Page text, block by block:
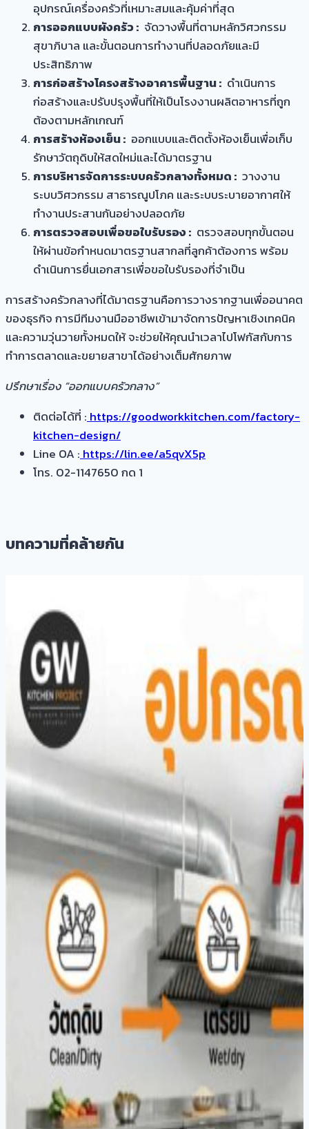
อุปกรณ์เครื่องครัวที่เหมาะสมและคุ้มค่าที่สุด
การออกแบบผังครัว : จัดวางพื้นที่ตามหลักวิศวกรรม
สุขาภิบาล และขั้นตอนการทำงานที่ปลอดภัยและมี
ประสิทธิภาพ
การก่อสร้างโครงสร้างอาคารพื้นฐาน : ดำเนินการ
ก่อสร้างและปรับปรุงพื้นที่ให้เป็นโรงงานผลิตอาหารที่ถูก
ต้องตามหลักเกณฑ์
การสร้างห้องเย็น : ออกแบบและติดตั้งห้องเย็นเพื่อเก็บ
รักษาวัตถุดิบให้สดใหม่และได้มาตรฐาน
การบริหารจัดการระบบครัวกลางทั้งหมด : วางงาน
ระบบวิศวกรรม สาธารณูปโภค และระบบระบายอากาศให้
ทำงานประสานกันอย่างปลอดภัย
การตรวจสอบเพื่อขอใบรับรอง : ตรวจสอบทุกขั้นตอน
ให้ผ่านข้อกำหนดมาตรฐานสากลที่ลูกค้าต้องการ พร้อม
ดำเนินการยื่นเอกสารเพื่อขอใบรับรองที่จำเป็น
การสร้างครัวกลางที่ได้มาตรฐานคือการวางรากฐานเพื่ออนาคต
ของธุรกิจ การมีทีมงานมืออาชีพเข้ามาจัดการปัญหาเชิงเทคนิค
และความวุ่นวายทั้งหมดให้ จะช่วยให้คุณนำเวลาไปโฟกัสกับการ
ทำการตลาดและขยายสาขาได้อย่างเต็มศักยภาพ
ปรึกษาเรื่อง “ออกแบบครัวกลาง”
ติดต่อได้ที่ : https://goodworkkitchen.com/factory-
kitchen-design/
Line OA : https://lin.ee/a5qvX5p
โทร. 02-1147650 กด 1
บทความที่คล้ายกัน